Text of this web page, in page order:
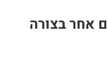
אחר בצורה